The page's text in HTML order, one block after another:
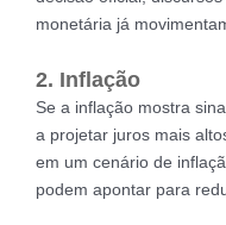
monetária já
2. Inflação
Se a inflação mostra
a projetar juros mais
em um cenário de
podem apontar para